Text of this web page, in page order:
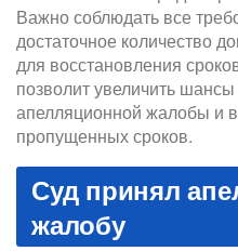
Важно соблюдать все
достаточное количество
для восстановления
позволит увеличить
апелляционной жалобы и
пропущенных сроков.
Суд принял
жалобу